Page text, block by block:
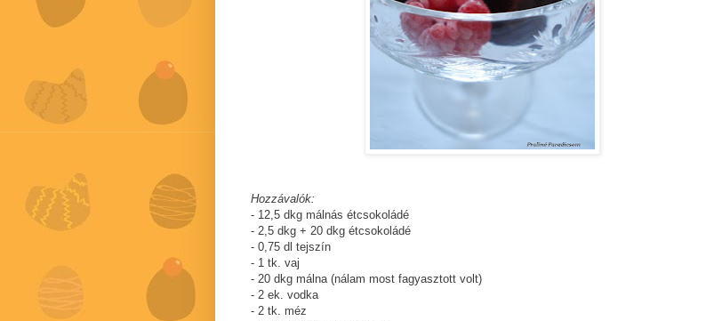
Hozzávalók:
- 12,5 dkg málnás étcsokoládé
- 2,5 dkg + 20 dkg étcsokoládé
- 0,75 dl tejszín
- 1 tk. vaj
- 20 dkg málna (nálam most fagyasztott volt)
- 2 ek. vodka
- 2 tk. méz